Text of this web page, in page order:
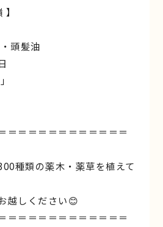
頭髪油
＝＝＝＝＝＝＝＝＝＝＝＝
種類の薬木・薬草を植えて
越しください😊
＝＝＝＝＝＝＝＝＝＝＝＝